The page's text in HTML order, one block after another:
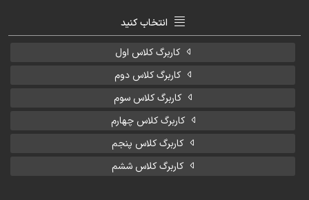
انتخاب کنید
کاربرگ کلاس اول
کاربرگ کلاس دوم
کاربرگ کلاس سوم
کاربرگ کلاس چهارم
کاربرگ کلاس پنجم
کاربرگ کلاس ششم